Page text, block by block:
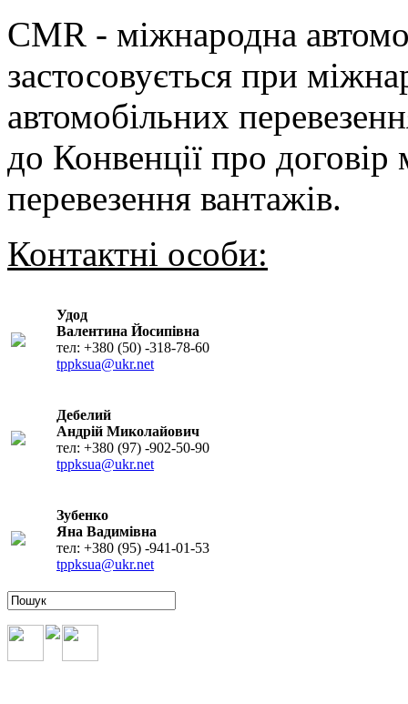
CMR - міжнародна
застосовується при
автомобільних
до Конвенції про
перевезення вантажів.
Контактні особи:
Удод
Валентина Йосипівна
тел: +380 (50) -318-78-60
tppksua@ukr.net
Дебелий
Андрій Миколайович
тел: +380 (97) -902-50-90
tppksua@ukr.net
Зубенко
Яна Вадимівна
тел: +380 (95) -941-01-53
tppksua@ukr.net